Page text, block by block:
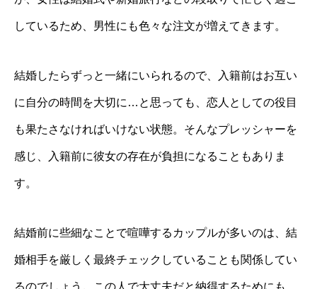
しているため、男性にも色々な注文が増えてきます。
結婚したらずっと一緒にいられるので、入籍前はお互い
に自分の時間を大切に…と思っても、恋人としての役目
も果たさなければいけない状態。そんなプレッシャーを
感じ、入籍前に彼女の存在が負担になることもありま
す。
結婚前に些細なことで喧嘩するカップルが多いのは、結
婚相手を厳しく最終チェックしていることも関係してい